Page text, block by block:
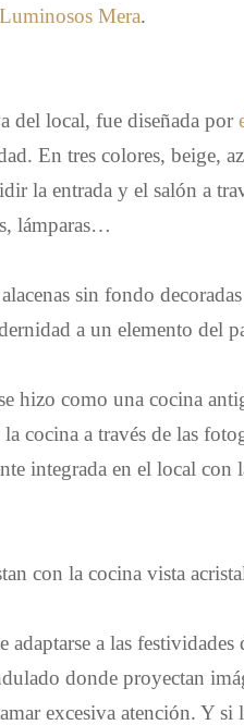
Luminosos Mera.
del local, fue diseñada por
En tres colores, beige,
la entrada y el salón a
lámparas…
sin fondo
a un elemento del
hizo como una cocina
cocina a través de las
integrada en el local
con la cocina vista
adaptarse a las
donde proyectan
excesiva atención. Y si